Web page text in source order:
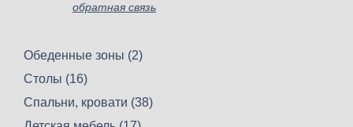
обратная связь
Обеденные зоны (2)
Столы (16)
Спальни, кровати (38)